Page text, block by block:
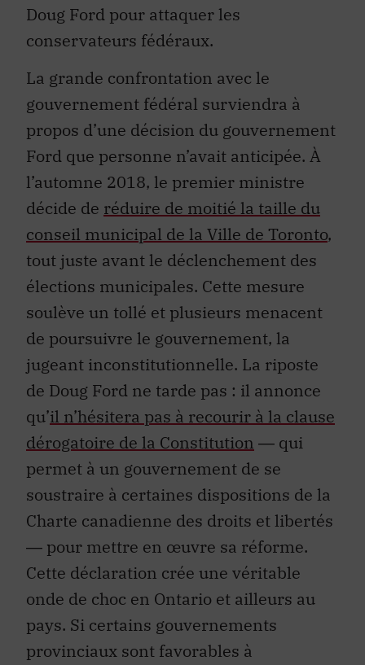
Doug Ford pour attaquer les
conservateurs fédéraux.
La grande confrontation avec le
gouvernement fédéral surviendra à
propos d’une décision du gouvernement
Ford que personne n’avait anticipée. À
l’automne 2018, le premier ministre
décide de réduire de moitié la taille du
conseil municipal de la Ville de Toronto,
tout juste avant le déclenchement des
élections municipales. Cette mesure
soulève un tollé et plusieurs menacent
de poursuivre le gouvernement, la
jugeant inconstitutionnelle. La riposte
de Doug Ford ne tarde pas : il annonce
qu’il n’hésitera pas à recourir à la clause
dérogatoire de la Constitution ― qui
permet à un gouvernement de se
soustraire à certaines dispositions de la
Charte canadienne des droits et libertés
― pour mettre en œuvre sa réforme.
Cette déclaration crée une véritable
onde de choc en Ontario et ailleurs au
pays. Si certains gouvernements
provinciaux sont favorables à